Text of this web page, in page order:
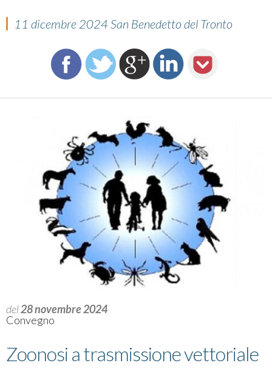
11 dicembre 2024 San Benedetto del Tronto
del28 novembre 2024
Convegno
Zoonosi a trasmissione vettoriale